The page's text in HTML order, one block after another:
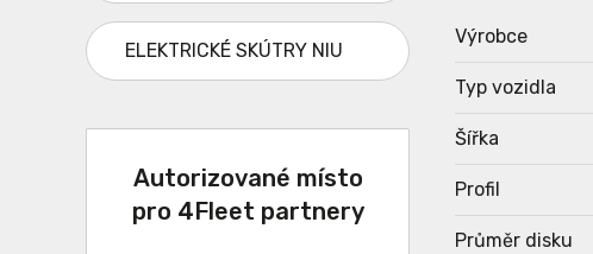
Výrobce
Typ vozidla
Šířka
Profil
Průměr disku
ELEKTRICKÉ SKÚTRY NIU
Autorizované místo
pro 4Fleet partnery